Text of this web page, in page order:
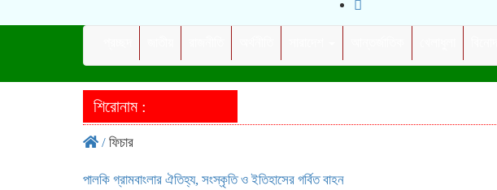
শিরোনাম :
/ ফিচার
পালকি গ্রামবাংলার ঐতিহ্য, সংস্কৃতি ও ইতিহাসের গর্বিত বাহন